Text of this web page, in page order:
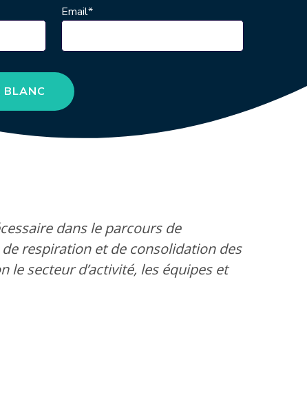
Email*
BLANC
dans le parcours de
respiration et de consolidation des
le secteur d’activité, les équipes et